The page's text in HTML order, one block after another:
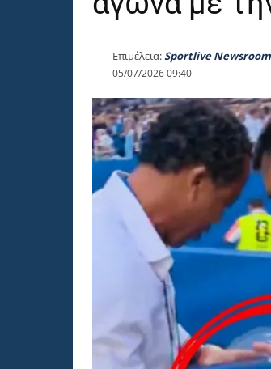
Επιμέλεια:Sportlive Newsroom
05/07/2026 09:40